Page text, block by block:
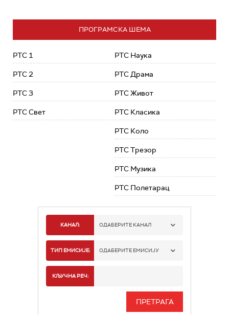
ПРОГРАМСКА ШЕМА
РТС 1
РТС 2
РТС 3
РТС Свет
РТС Наука
РТС Драма
РТС Живот
РТС Класика
РТС Коло
РТС Трезор
РТС Музика
РТС Полетарац
КАНАЛ: ОДАБЕРИТЕ КАНАЛ
РТС 1
РТС 3
ТИП ЕМИСИЈЕ: ОДАБЕРИТЕ ЕМИСИЈУ
КЉУЧНА РЕЧ: